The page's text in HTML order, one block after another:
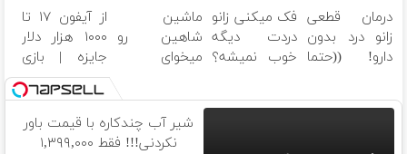
درآمد بیشتر،
آماده‌ای؟
فروشگاهت رو
ثبت کن
درمان قطعی
زانو درد بدون
دارو! ((حتما
پر کن))
فک میکنی زانو
دردت دیگه
خوب نمیشه؟
ماشین
شاهین رو
میخوای
بدون آگهی و
در چند ساعت
بفروشش
از آیفون ۱۷ تا
۱۰۰۰ هزار دلار
جایزه | بازی
کن ، گردونه
بچرخون
شیر آب چندکاره با قیمت باور
نکردنی!!! فقط ۱,۳۹۹,۰۰۰